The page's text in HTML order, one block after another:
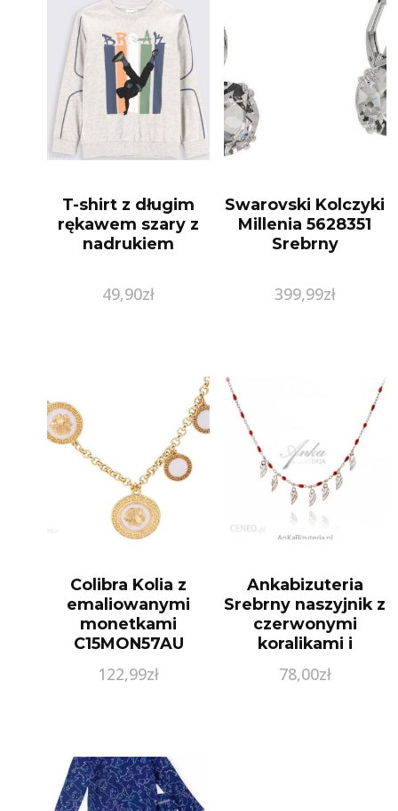
T-shirt z długim
rękawem szary z
nadrukiem
49,90zł
Swarovski Kolczyki
Millenia 5628351
Srebrny
399,99zł
Colibra Kolia z
emaliowanymi
monetkami
C15MON57AU
122,99zł
Ankabizuteria
Srebrny naszyjnik z
czerwonymi
koralikami i
78,00zł